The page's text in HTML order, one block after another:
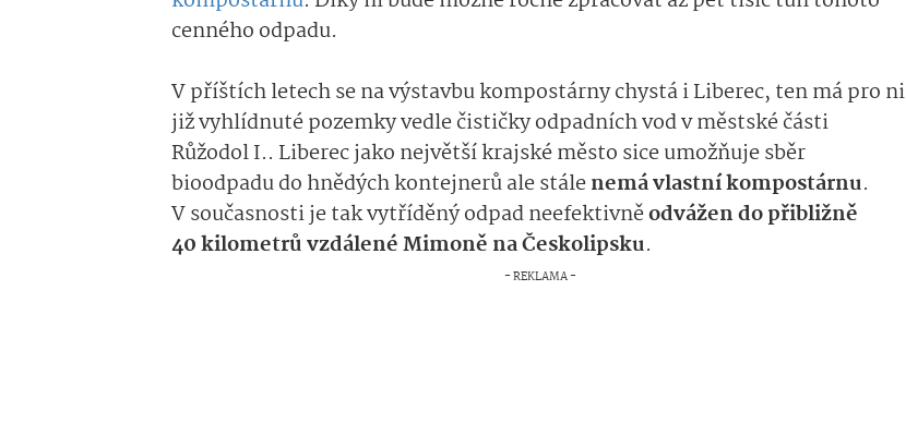
cenného odpadu.
V příštích letech se na výstavbu kompostárny chystá i Liberec, ten má pro ni
již vyhlídnuté pozemky vedle čističky odpadních vod v městské části
Růžodol I.. Liberec jako největší krajské město sice umožňuje sběr
bioodpadu do hnědých kontejnerů ale stálenemá vlastní kompostárnu.
V současnosti je tak vytříděný odpad neefektivněodvážen do přibližně
40 kilometrů vzdálené Mimoně na Českolipsku.